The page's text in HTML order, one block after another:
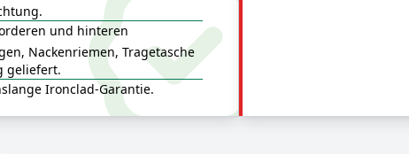
und hinteren
Nackenriemen, Tragetasche
geliefert.
Ironclad-Garantie.